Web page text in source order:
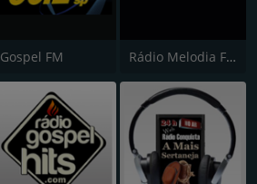
Gospel FM Rádio Melodia FM